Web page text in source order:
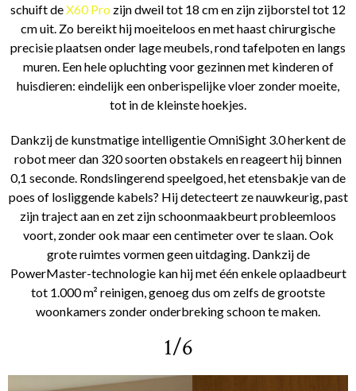
schuift deX60 Pro zijn dweil tot 18 cm en zijn zijborstel tot 12
cm uit. Zo bereikt hij moeiteloos en met haast chirurgische
precisie plaatsen onder lage meubels, rond tafelpoten en langs
muren. Een hele opluchting voor gezinnen met kinderen of
huisdieren: eindelijk een onberispelijke vloer zonder moeite,
tot in de kleinste hoekjes.
Dankzij de kunstmatige intelligentie OmniSight 3.0 herkent de
robot meer dan 320 soorten obstakels en reageert hij binnen
0,1 seconde. Rondslingerend speelgoed, het etensbakje van de
poes of losliggende kabels? Hij detecteert ze nauwkeurig, past
zijn traject aan en zet zijn schoonmaakbeurt probleemloos
voort, zonder ook maar een centimeter over te slaan. Ook
grote ruimtes vormen geen uitdaging. Dankzij de
PowerMaster-technologie kan hij met één enkele oplaadbeurt
tot 1.000 m² reinigen, genoeg dus om zelfs de grootste
woonkamers zonder onderbreking schoon te maken.
1/6